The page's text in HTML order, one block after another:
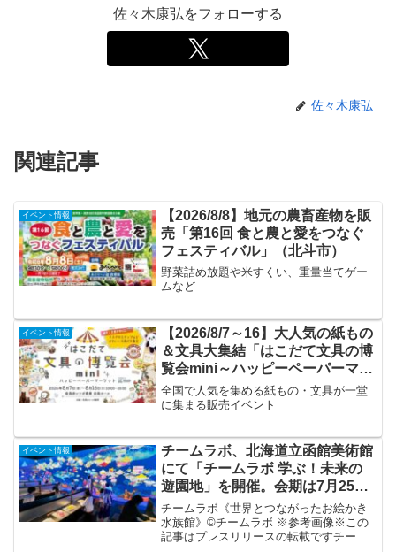
佐々木康弘をフォローする
佐々木康弘
関連記事
イベント情報
【2026/8/8】地元の農畜産物を販
売「第16回 食と農と愛をつなぐ
フェスティバル」（北斗市）
野菜詰め放題や米すくい、重量当てゲー
ムなど
イベント情報
【2026/8/7～16】大人気の紙もの
＆文具大集結「はこだて文具の博
覧会mini～ハッピーペーパーマー
ケット～」
全国で人気を集める紙もの・文具が一堂
に集まる販売イベント
イベント情報
チームラボ、北海道立函館美術館
にて「チームラボ 学ぶ！未来の
遊園地」を開催。会期は7月25日
(土)から9月23日(水・祝)まで
チームラボ《世界とつながったお絵かき
水族館》©チームラボ ※参考画像※この
記事はプレスリリースの転載ですチーム